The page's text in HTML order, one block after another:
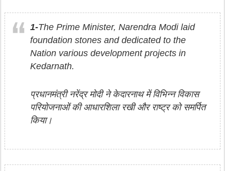
1-The Prime Minister, Narendra Modi laid
foundation stones and dedicated to the
Nation various development projects in
Kedarnath.
प्रधानमंत्री नरेंद्र मोदी ने केदारनाथ में विभिन्न विकास
परियोजनाओं की आधारशिला रखी और राष्ट्र को समर्पित
किया।